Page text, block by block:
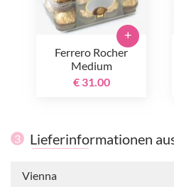
Ferrero Rocher
Medium
€ 31.00
+
3 Lieferinformationen
Vienna